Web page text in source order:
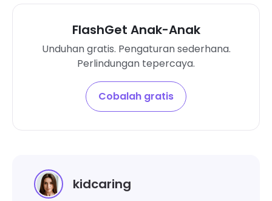
FlashGet Anak-Anak
Unduhan gratis. Pengaturan sederhana.
Perlindungan tepercaya.
Cobalah gratis
kidcaring